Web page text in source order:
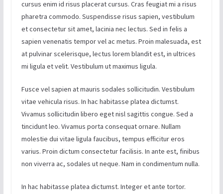
cursus enim id risus placerat cursus. Cras feugiat mi a risus
pharetra commodo. Suspendisse risus sapien, vestibulum
et consectetur sit amet, lacinia nec lectus. Sed in felis a
sapien venenatis tempor vel ac metus. Proin malesuada, est
at pulvinar scelerisque, lectus lorem blandit est, in ultrices
mi ligula et velit. Vestibulum ut maximus ligula.
Fusce vel sapien at mauris sodales sollicitudin. Vestibulum
vitae vehicula risus. In hac habitasse platea dictumst.
Vivamus sollicitudin libero eget nisl sagittis congue. Sed a
tincidunt leo. Vivamus porta consequat ornare. Nullam
molestie dui vitae ligula faucibus, tempus efficitur eros
varius. Proin dictum consectetur facilisis. In ante est, finibus
non viverra ac, sodales ut neque. Nam in condimentum nulla.
In hac habitasse platea dictumst. Integer et ante tortor.